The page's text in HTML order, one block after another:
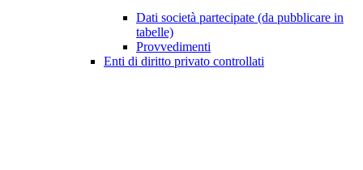
Dati società partecipate (da pubblicare in
tabelle)
Provvedimenti
Enti di diritto privato controllati